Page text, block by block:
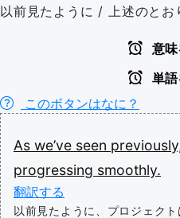
以前見たように / 上述のとお
意味
単語
このボタンはなに？
As we’ve seen
progressing smoothly.
翻訳する
以前見たように、プロジェク